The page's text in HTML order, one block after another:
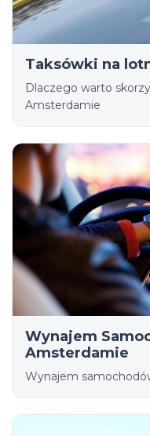
Taksówki na
Dlaczego warto
Amsterdamie
Wynajem
Amsterdamie
Wynajem